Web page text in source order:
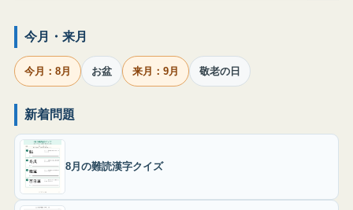
今月・来月
今月：8月 お盆 来月：9月 敬老の日
新着問題
8月の難読漢字クイズ